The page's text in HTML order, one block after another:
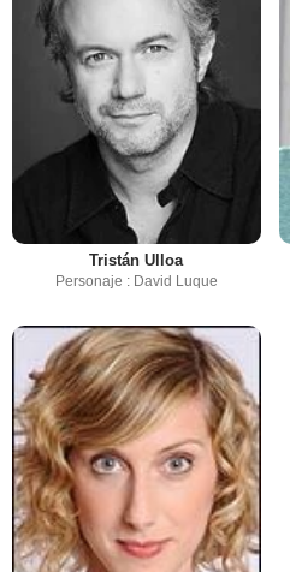
Tristán Ulloa
Personaje : David Luque